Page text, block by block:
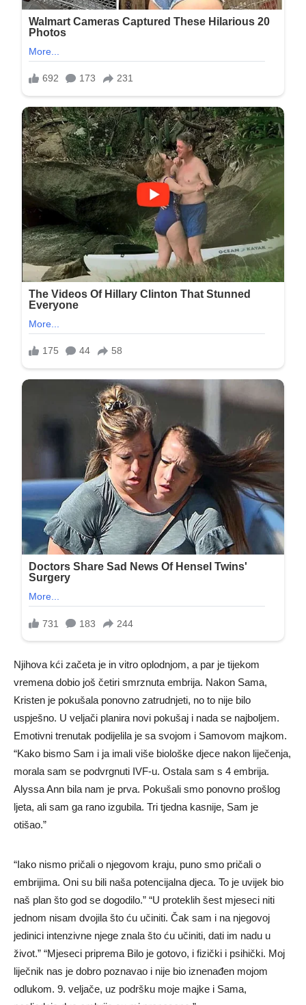
Njihova kći začeta je in vitro oplodnjom, a par je tijekom
vremena dobio još četiri smrznuta embrija. Nakon Sama,
Kristen je pokušala ponovno zatrudnjeti, no to nije bilo
uspješno. U veljači planira novi pokušaj i nada se najboljem.
Emotivni trenutak podijelila je sa svojom i Samovom majkom.
“Kako bismo Sam i ja imali više biološke djece nakon liječenja,
morala sam se podvrgnuti IVF-u. Ostala sam s 4 embrija.
Alyssa Ann bila nam je prva. Pokušali smo ponovno prošlog
ljeta, ali sam ga rano izgubila. Tri tjedna kasnije, Sam je
otišao.”
“Iako nismo pričali o njegovom kraju, puno smo pričali o
embrijima. Oni su bili naša potencijalna djeca. To je uvijek bio
naš plan što god se dogodilo.” “U proteklih šest mjeseci niti
jednom nisam dvojila što ću učiniti. Čak sam i na njegovoj
jedinici intenzivne njege znala što ću učiniti, dati im nadu u
život.” “Mjeseci priprema Bilo je gotovo, i fizički i psihički. Moj
liječnik nas je dobro poznavao i nije bio iznenađen mojom
odlukom. 9. veljače, uz podršku moje majke i Sama,